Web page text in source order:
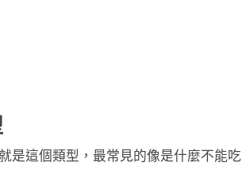
是這個類型，最常見的像是什麼不能吃